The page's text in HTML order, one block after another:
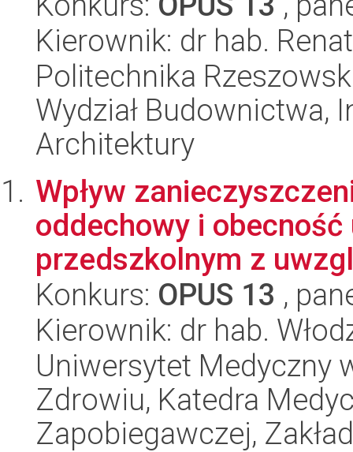
Kierownik: dr hab.
Politechnika
Wydział Budownictwa,
Architektury
Wpływ
oddechowy i
przedszkolnym z
Konkurs: OPUS 13 ,
Kierownik: dr hab.
Uniwersytet Medyczny
Zdrowiu, Katedra
Zapobiegawczej,